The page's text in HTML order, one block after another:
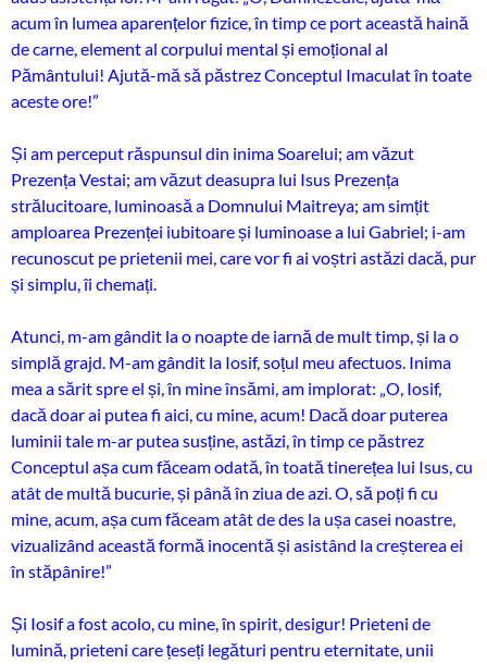
acum în lumea aparențelor fizice, în timp ce port această haină
de carne, element al corpului mental și emoțional al
Pământului! Ajută-mă să păstrez Conceptul Imaculat în toate
aceste ore!”
Și am perceput răspunsul din inima Soarelui; am văzut
Prezența Vestai; am văzut deasupra lui Isus Prezența
strălucitoare, luminoasă a Domnului Maitreya; am simțit
amploarea Prezenței iubitoare și luminoase a lui Gabriel; i-am
recunoscut pe prietenii mei, care vor fi ai voștri astăzi dacă, pur
și simplu, îi chemați.
Atunci, m-am gândit la o noapte de iarnă de mult timp, și la o
simplă grajd. M-am gândit la Iosif, soțul meu afectuos. Inima
mea a sărit spre el și, în mine însămi, am implorat: „O, Iosif,
dacă doar ai putea fi aici, cu mine, acum! Dacă doar puterea
luminii tale m-ar putea susține, astăzi, în timp ce păstrez
Conceptul așa cum făceam odată, în toată tinerețea lui Isus, cu
atât de multă bucurie, și până în ziua de azi. O, să poți fi cu
mine, acum, așa cum făceam atât de des la ușa casei noastre,
vizualizând această formă inocentă și asistând la creșterea ei
în stăpânire!”
Și Iosif a fost acolo, cu mine, în spirit, desigur! Prieteni de
lumină, prieteni care țeseți legături pentru eternitate, unii